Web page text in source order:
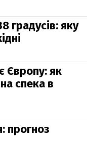
градусів: яку
Європу: як
спека в
прогноз